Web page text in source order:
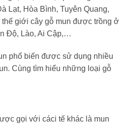
Lạt, Hòa Bình, Tuyên Quang,
giới cây gỗ mun được trồng ở
Độ, Lào, Ai Cập,…
phổ biến được sử dụng nhiều
Cùng tìm hiểu những loại gỗ
gọi với cáci tế khác là mun